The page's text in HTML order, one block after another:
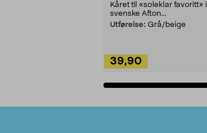
Kåret til «soleklar favoritt» i
svenske Afton...
Utførelse: Grå/beige
39,90